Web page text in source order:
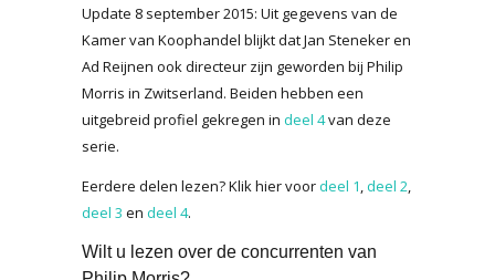
Update 8 september 2015: Uit gegevens van de
Kamer van Koophandel blijkt dat Jan Steneker en
Ad Reijnen ook directeur zijn geworden bij Philip
Morris in Zwitserland. Beiden hebben een
uitgebreid profiel gekregen in deel 4van deze
serie.
Eerdere delen lezen? Klik hier voordeel 1,deel 2,
deel 3 en deel 4.
Wilt u lezen over de concurrenten van